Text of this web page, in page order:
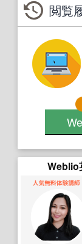
閲覧
Weblio